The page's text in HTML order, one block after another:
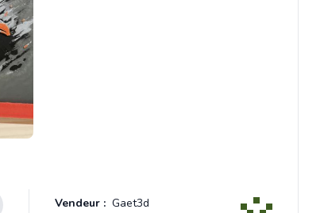
Vendeur : Gaet3d